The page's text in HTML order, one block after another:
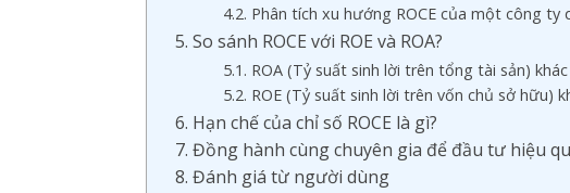
4.2. Phân tích xu hướng ROCE của một công
5. So sánh ROCE với ROE và ROA?
5.1. ROA (Tỷ suất sinh lời trên tổng tài sản)
5.2. ROE (Tỷ suất sinh lời trên vốn chủ sở hữu)
6. Hạn chế của chỉ số ROCE là gì?
7. Đồng hành cùng chuyên gia để đầu tư hiệu
8. Đánh giá từ người dùng